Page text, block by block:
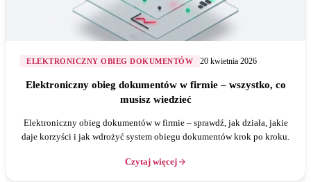
ELEKTRONICZNY OBIEG DOKUMENTÓW 20 kwietnia 2026
Elektroniczny obieg dokumentów w firmie – wszystko, co
musisz wiedzieć
Elektroniczny obieg dokumentów w firmie – sprawdź, jak działa, jakie
daje korzyści i jak wdrożyć system obiegu dokumentów krok po kroku.
Czytaj więcej